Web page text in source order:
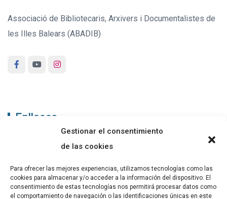
Gestionar el consentimiento
de las cookies
Para ofrecer las mejores experiencias, utilizamos tecnologías como las
cookies para almacenar y/o acceder a la información del dispositivo. El
consentimiento de estas tecnologías nos permitirá procesar datos como
el comportamiento de navegación o las identificaciones únicas en este
Associació de Bibliotecaris, Arxivers i Documentalistes de
les Illes Balears (ABADIB)
Enllaços
PUBLICACIONS
CONTACTE